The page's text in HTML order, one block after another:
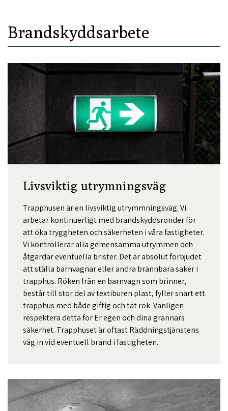
Brandskyddsarbete
Livsviktig utrymningsväg
Trapphusen är en livsviktig utrymmningsväg. Vi
arbetar kontinuerligt med brandskyddsronder för
att öka tryggheten och säkerheten i våra fastigheter.
Vi kontrollerar alla gemensamma utrymmen och
åtgärdar eventuella brister. Det är absolut förbjudet
att ställa barnvagnar eller andra brännbara saker i
trapphus. Röken från en barnvagn som brinner,
består till stor del av textiburen plast, fyller snart ett
trapphus med både giftig och tät rök. Vänligen
respektera detta för Er egen och dina grannars
säkerhet. Trapphuset är oftast Räddningstjänstens
väg in vid eventuell brand i fastigheten.